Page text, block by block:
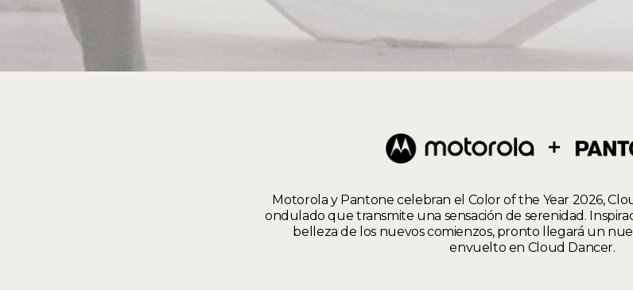
Motorola y Pantone celebran el Color of the Year 2026,
ondulado que transmite una sensación de serenidad.
belleza de los nuevos comienzos, pronto llegará un
envuelto en Cloud Dancer.